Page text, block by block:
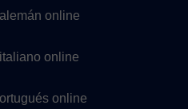
online
online
online